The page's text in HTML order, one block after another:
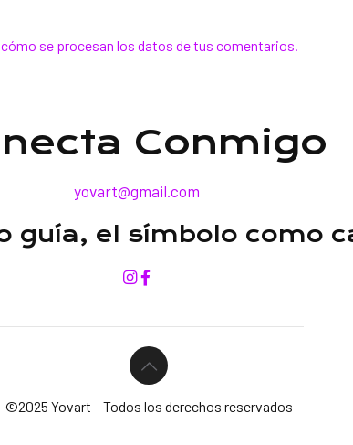
se procesan los datos de tus comentarios.
Conmigo
yovart@gmail.com
guía, el símbolo como
©2025 Yovart – Todos los derechos reservados